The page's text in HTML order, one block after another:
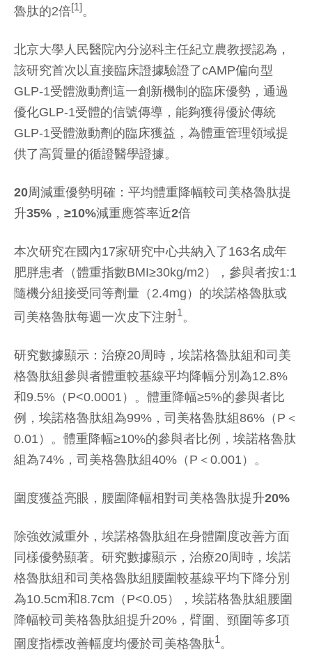
魯肽的2倍[1]。
北京大學人民醫院內分泌科主任紀立農教授認為，
該研究首次以直接臨床證據驗證了cAMP偏向型
GLP-1受體激動劑這一創新機制的臨床優勢，通過
優化GLP-1受體的信號傳導，能夠獲得優於傳統
GLP-1受體激動劑的臨床獲益，為體重管理領域提
供了高質量的循證醫學證據。
20周減重優勢明確：平均體重降幅較司美格魯肽提
升35% ，≥10%減重應答率近2倍
本次研究在國內17家研究中心共納入了163名成年
肥胖患者（體重指數BMI≥30kg/m2），參與者按1:1
隨機分組接受同等劑量（2.4mg）的埃諾格魯肽或
司美格魯肽每週一次皮下注射1 。
研究數據顯示：治療20周時，埃諾格魯肽組和司美
格魯肽組參與者體重較基線平均降幅分別為12.8%
和9.5%（P<0.0001）。體重降幅≥5%的參與者比
例，埃諾格魯肽組為99%，司美格魯肽組86%（P＜
0.01）。體重降幅≥10%的參與者比例，埃諾格魯肽
組為74%，司美格魯肽組40%（P＜0.001）。
圍度獲益亮眼，腰圍降幅相對司美格魯肽提升20%
除強效減重外，埃諾格魯肽組在身體圍度改善方面
同樣優勢顯著。研究數據顯示，治療20周時，埃諾
格魯肽組和司美格魯肽組腰圍較基線平均下降分別
為10.5cm和8.7cm（P<0.05），埃諾格魯肽組腰圍
降幅較司美格魯肽組提升20%，臂圍、頸圍等多項
圍度指標改善幅度均優於司美格魯肽1 。